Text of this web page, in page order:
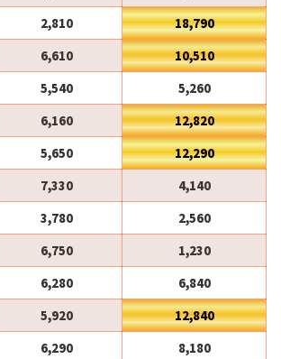
2,810
18,790
6,610
10,510
5,540
5,260
6,160
12,820
5,650
12,290
7,330
4,140
3,780
2,560
6,750
1,230
6,280
6,840
5,920
12,840
6,290
8,180